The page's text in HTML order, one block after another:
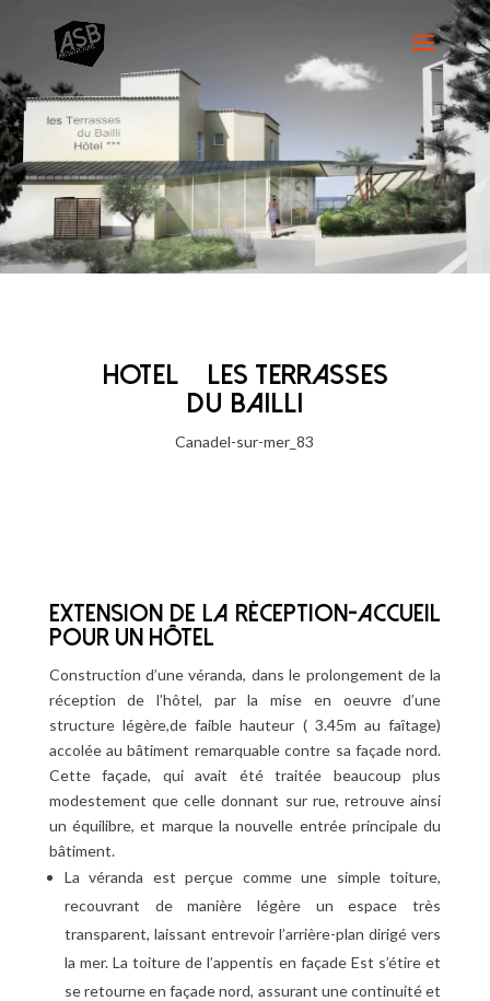
HOTEL | LES TERRASSES
DU BAILLI
Canadel-sur-mer_83
EXTENSION DE LA RÉCEPTION-ACCUEIL
POUR UN HÔTEL
Construction d’une véranda, dans le prolongement de la
réception de l’hôtel, par la mise en oeuvre d’une
structure légère,de faible hauteur ( 3.45m au faîtage)
accolée au bâtiment remarquable contre sa façade nord.
Cette façade, qui avait été traitée beaucoup plus
modestement que celle donnant sur rue, retrouve ainsi
un équilibre, et marque la nouvelle entrée principale du
bâtiment.
La véranda est perçue comme une simple toiture,
recouvrant de manière légère un espace très
transparent, laissant entrevoir l’arrière-plan dirigé vers
la mer. La toiture de l’appentis en façade Est s’étire et
se retourne en façade nord, assurant une continuité et